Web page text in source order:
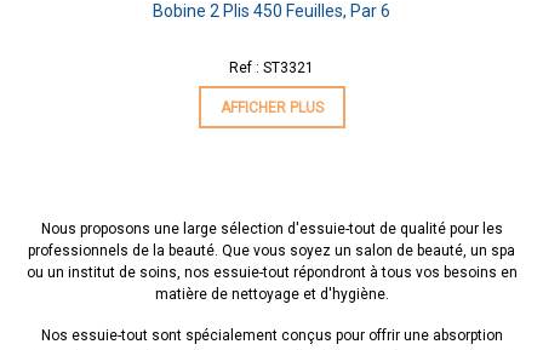
Bobine 2 Plis 450 Feuilles, Par 6
Ref : ST3321
AFFICHER PLUS
Nous proposons une large sélection d'essuie-tout de qualité pour les
professionnels de la beauté. Que vous soyez un salon de beauté, un spa
ou un institut de soins, nos essuie-tout répondront à tous vos besoins en
matière de nettoyage et d'hygiène.
Nos essuie-tout sont spécialement conçus pour offrir une absorption